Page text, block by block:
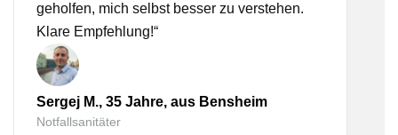
geholfen, mich selbst besser zu verstehen.
Klare Empfehlung!“
Sergej M., 35 Jahre, aus Bensheim
Notfallsanitäter